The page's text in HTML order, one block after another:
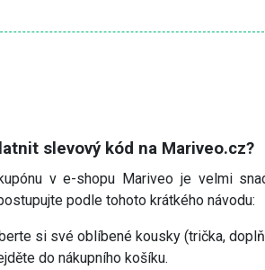
slevový kód na Mariveo.cz?
v e-shopu Mariveo je velmi
podle tohoto krátkého návodu:
si své oblíbené kousky (trička,
do nákupního košíku.